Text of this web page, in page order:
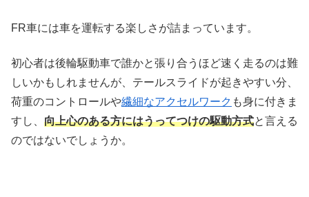
FR車には車を運転する楽しさが詰まっています。
初心者は後輪駆動車で誰かと張り合うほど速く走るのは難
しいかもしれませんが、テールスライドが起きやすい分、
荷重のコントロールや繊細なアクセルワーク も身に付きま
すし、 向上心のある方にはうってつけの駆動方式と言える
のではないでしょうか。